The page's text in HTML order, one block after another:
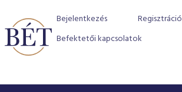
Bejelentkezés Regisztráció
Befektetői kapcsolatok